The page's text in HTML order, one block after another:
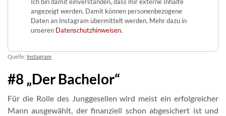
angezeigt werden. Damit können personenbezogene
Daten an Instagram übermittelt werden. Mehr dazu in
unseren Datenschutzhinweisen.
Quelle: Instagram
#8 „Der Bachelor“
Für die Rolle des Junggesellen wird meist ein erfolgreicher
Mann ausgewählt, der finanziell schon abgesichert ist und